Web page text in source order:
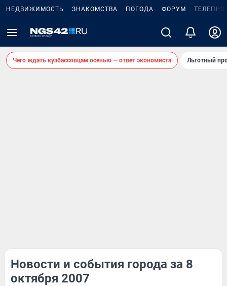
НЕДВИЖИМОСТЬ ЗНАКОМСТВА ПОГОДА ФОРУМ
Чего ждать кузбассовцам осенью — ответ экономиста Льготный
Новости и события города за 8
октября 2007